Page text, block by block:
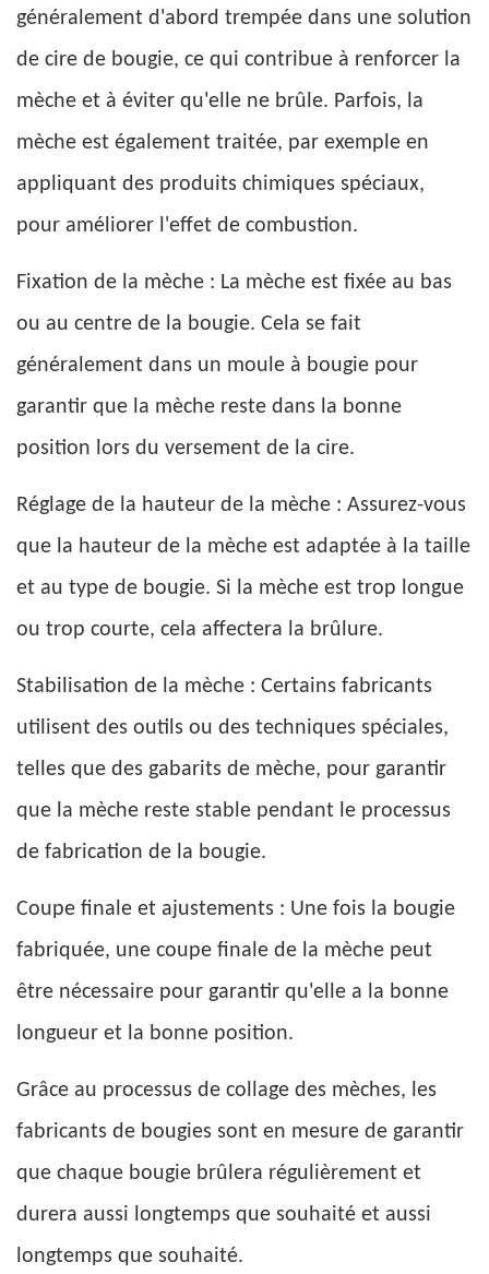
généralement d'abord trempée dans une solution
de cire de bougie, ce qui contribue à renforcer la
mèche et à éviter qu'elle ne brûle. Parfois, la
mèche est également traitée, par exemple en
appliquant des produits chimiques spéciaux,
pour améliorer l'effet de combustion.
Fixation de la mèche : La mèche est fixée au bas
ou au centre de la bougie. Cela se fait
généralement dans un moule à bougie pour
garantir que la mèche reste dans la bonne
position lors du versement de la cire.
Réglage de la hauteur de la mèche : Assurez-vous
que la hauteur de la mèche est adaptée à la taille
et au type de bougie. Si la mèche est trop longue
ou trop courte, cela affectera la brûlure.
Stabilisation de la mèche : Certains fabricants
utilisent des outils ou des techniques spéciales,
telles que des gabarits de mèche, pour garantir
que la mèche reste stable pendant le processus
de fabrication de la bougie.
Coupe finale et ajustements : Une fois la bougie
fabriquée, une coupe finale de la mèche peut
être nécessaire pour garantir qu'elle a la bonne
longueur et la bonne position.
Grâce au processus de collage des mèches, les
fabricants de bougies sont en mesure de garantir
que chaque bougie brûlera régulièrement et
durera aussi longtemps que souhaité et aussi
longtemps que souhaité.